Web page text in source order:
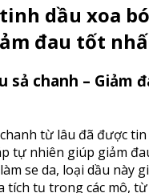
tinh dầu xoa
đau tốt
sả chanh – Giảm
từ lâu đã được
tự nhiên giúp giảm
se da, loại dầu này
tích tụ trong các mô,